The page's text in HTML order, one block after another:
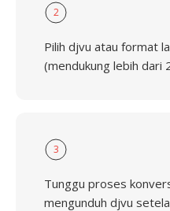
2
Pilih djvu atau format
(mendukung lebih dari
3
Tunggu proses
mengunduh djvu